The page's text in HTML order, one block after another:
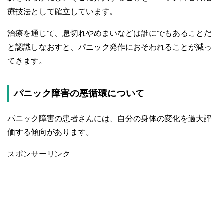
療技法として確立しています。
治療を通じて、息切れやめまいなどは誰にでもあることだ
と認識しなおすと、パニック発作におそわれることが減っ
てきます。
パニック障害の悪循環について
パニック障害の患者さんには、自分の身体の変化を過大評
価する傾向があります。
スポンサーリンク